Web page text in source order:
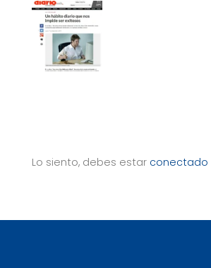
Lo siento, debes estar conectado